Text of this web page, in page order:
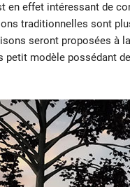
en effet intéressant de
traditionnelles sont
seront proposées à
modèle possédant